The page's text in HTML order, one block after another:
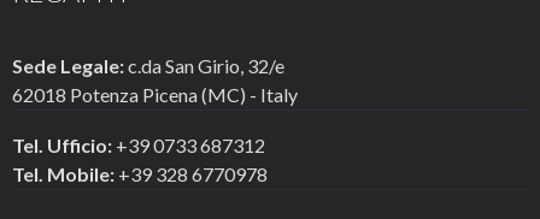
Sede Legale:c.da San Girio, 32/e
62018 Potenza Picena (MC) - Italy
Tel. Ufficio: +39 0733 687312
Tel. Mobile: +39 328 6770978